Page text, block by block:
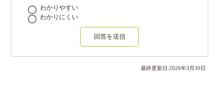
わかりやすい
わかりにくい
回答を送信
最終更新日:2026年3 月30日